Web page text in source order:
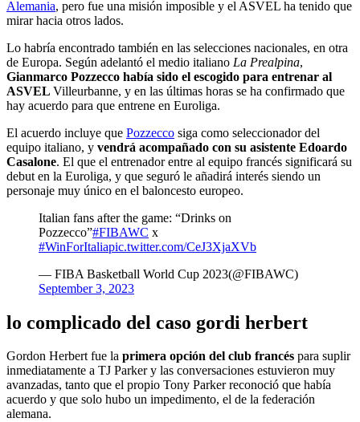
Alemania, pero fue una misión imposible y el ASVEL ha tenido que
mirar hacia otros lados.
Lo habría encontrado también en las selecciones nacionales, en otra
de Europa. Según adelantó el medio italiano La Prealpina,
Gianmarco Pozzecco había sido el escogido para entrenar al
ASVEL Villeurbanne, y en las últimas horas se ha confirmado que
hay acuerdo para que entrene en Euroliga.
El acuerdo incluye que Pozzecco siga como seleccionador del
equipo italiano, y vendrá acompañado con su asistente Edoardo
Casalone. El que el entrenador entre al equipo francés significará su
debut en la Euroliga, y que seguró le añadirá interés siendo un
personaje muy único en el baloncesto europeo.
Italian fans after the game: “Drinks on
Pozzecco”#FIBAWC x
#WinForItaliapic.twitter.com/CeJ3XjaXVb
— FIBA Basketball World Cup 2023(@FIBAWC)
September 3, 2023
lo complicado del caso gordi herbert
Gordon Herbert fue la primera opción del club francés para suplir
inmediatamente a TJ Parker y las conversaciones estuvieron muy
avanzadas, tanto que el propio Tony Parker reconoció que había
acuerdo y que solo hubo un impedimento, el de la federación
alemana.